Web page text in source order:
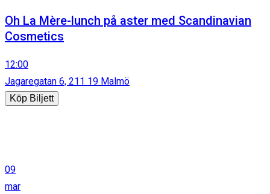
Oh La Mère-lunch på aster med Scandinavian
Cosmetics
12:00
Jagaregatan 6, 211 19 Malmö
Köp Biljett
09
mar